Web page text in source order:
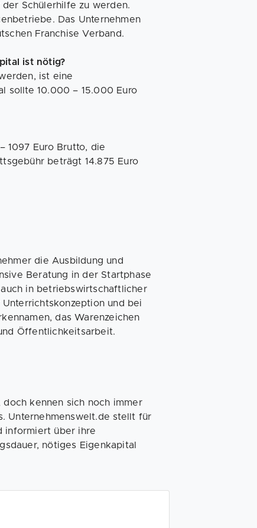
Schülerhilfe zu werden.
Das Unternehmen
Franchise Verband.
ist nötig?
ist eine
sollte 10.000 – 15.000 Euro
1097 Euro Brutto, die
beträgt 14.875 Euro
die Ausbildung und
Beratung in der Startphase
in betriebswirtschaftlicher
und bei
das Warenzeichen
Öffentlichkeitsarbeit.
kennen sich noch immer
Unternehmenswelt.de stellt für
informiert über ihre
nötiges Eigenkapital